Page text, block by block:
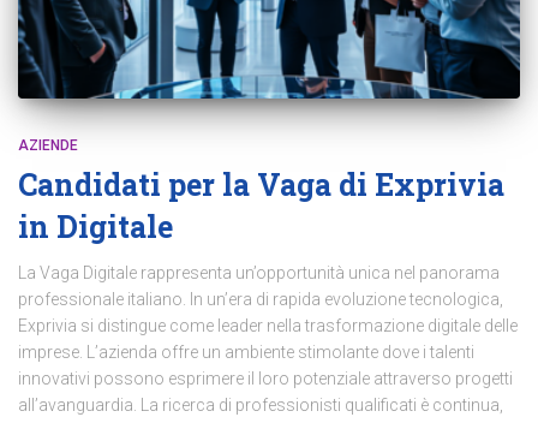
AZIENDE
Candidati per la Vaga di Exprivia
in Digitale
La Vaga Digitale rappresenta un’opportunità unica nel panorama
professionale italiano. In un’era di rapida evoluzione tecnologica,
Exprivia si distingue come leader nella trasformazione digitale delle
imprese. L’azienda offre un ambiente stimolante dove i talenti
innovativi possono esprimere il loro potenziale attraverso progetti
all’avanguardia. La ricerca di professionisti qualificati è continua,